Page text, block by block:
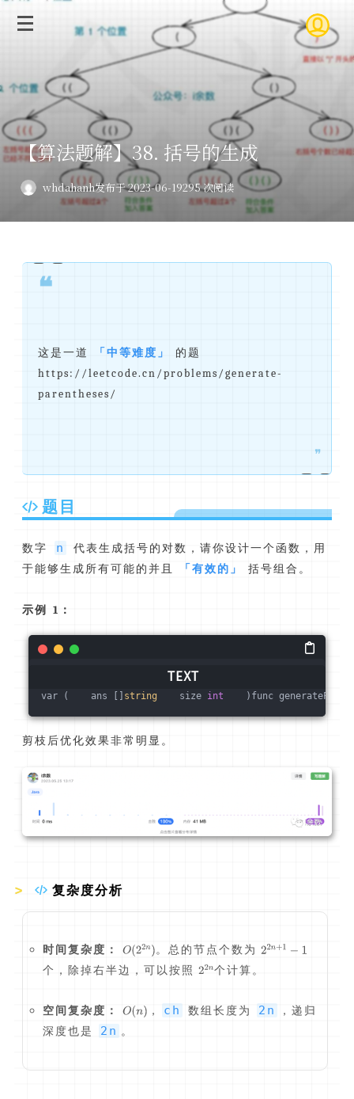
【算法题解】38. 括号的生成
whdahanh发布于 2023-06-19295 次阅读
❝
这是一道 「中等难度」
的题
https://leetcode.cn/problems/generate-
parentheses/
❞
题目
数字 n
代表生成括号的对数，请你设计一个函数，用
于能够生成所有可能的并且
「有效的」 括号组合。
示例 1：
var (    ans [] string size int )func
剪枝后优化效果非常明显。
复杂度分析
时间复杂度：
。总的节点个数为
个，除掉右半边，可以按照
个计算。
空间复杂度： ， ch 数组长度为 2n
，递归
深度也是
2n 。